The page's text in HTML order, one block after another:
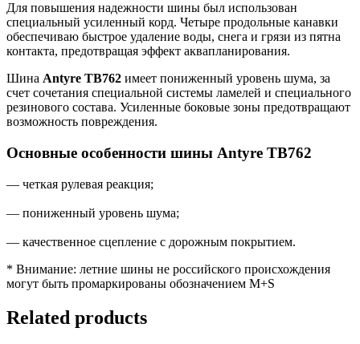
Для повышения надежности шины был использован
специальный усиленный корд. Четыре продольные канавки
обеспечиваю быстрое удаление воды, снега и грязи из пятна
контакта, предотвращая эффект аквапланирования.
Шина Antyre TB762 имеет пониженный уровень шума, за
счет сочетания специальной системы ламелей и специального
резинового состава. Усиленные боковые зоны предотвращают
возможность повреждения.
Основные особенности шины Antyre TB762
— четкая рулевая реакция;
— пониженный уровень шума;
— качественное сцепление с дорожным покрытием.
* Внимание: летние шины не российского происхождения
могут быть промаркированы обозначением M+S
Related products